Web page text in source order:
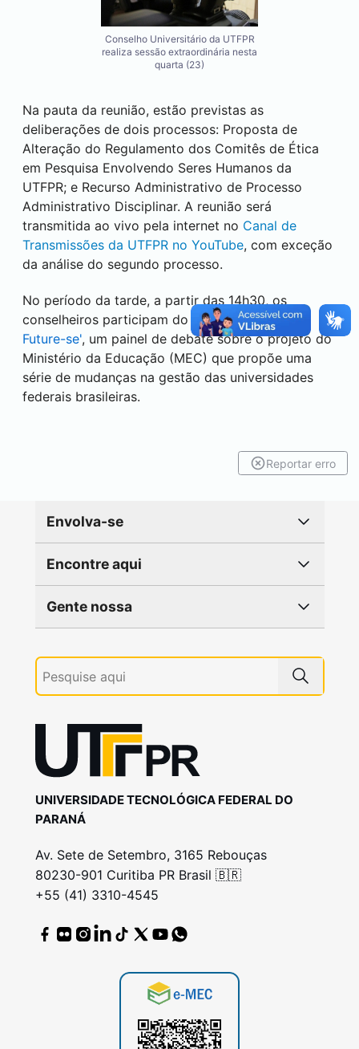
Conselho Universitário da UTFPR
realiza sessão extraordinária nesta
quarta (23)
Na pauta da reunião, estão previstas as
deliberações de dois processos: Proposta de
Alteração do Regulamento dos Comitês de Ética
em Pesquisa Envolvendo Seres Humanos da
UTFPR; e Recurso Administrativo de Processo
Administrativo Disciplinar. A reunião será
transmitida ao vivo pela internet no Canal de
Transmissões da UTFPR no YouTube, com exceção
da análise do segundo processo.
No período da tarde, a partir das 14h30, os
conselheiros participam do
'UTFPR Debate o
Future-se', um painel de debate sobre o projeto do
Ministério da Educação (MEC) que propõe uma
série de mudanças na gestão das universidades
federais brasileiras.
Reportar erro
Envolva-se
Encontre aqui
Gente nossa
UNIVERSIDADE TECNOLÓGICA FEDERAL DO
PARANÁ
Av. Sete de Setembro, 3165 Rebouças
80230-901 Curitiba PR Brasil 🇧🇷
+55 (41) 3310-4545